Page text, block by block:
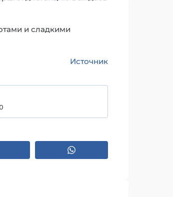
и сладкими
Источник